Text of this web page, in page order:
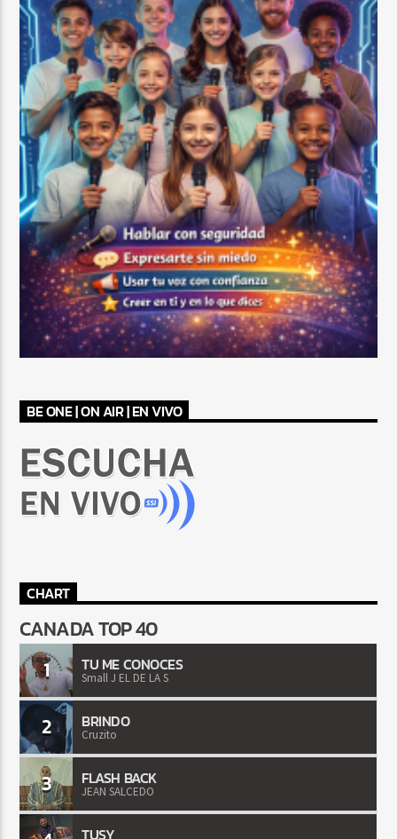
BE ONE | ON AIR | EN VIVO
CHART
CANADA TOP 40
1 TU ME CONOCES
Small J EL DE LA S
2 BRINDO
Cruzito
3 FLASH BACK
JEAN SALCEDO
TUSY